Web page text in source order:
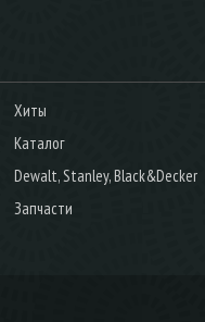
Хиты
Каталог
Dewalt, Stanley, Black&Decker
Запчасти